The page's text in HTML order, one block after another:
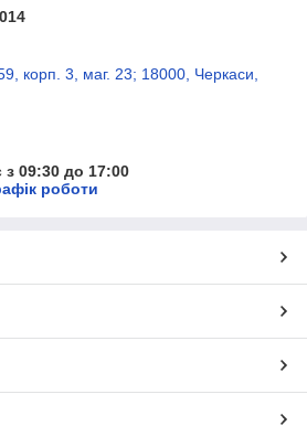
корп. 3, маг. 23; 18000, Черкаси,
09:30 до 17:00
роботи